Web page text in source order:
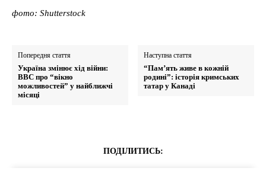
фото: Shutterstock
Попередня стаття
Україна змінює хід війни:
ВВС про “вікно
можливостей” у найближчі
місяці
Наступна стаття
“Пам’ять живе в кожній
родині”: історія кримських
татар у Канаді
ПОДІЛИТИСЬ: